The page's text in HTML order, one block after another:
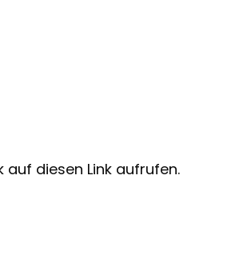
diesen Link aufrufen.